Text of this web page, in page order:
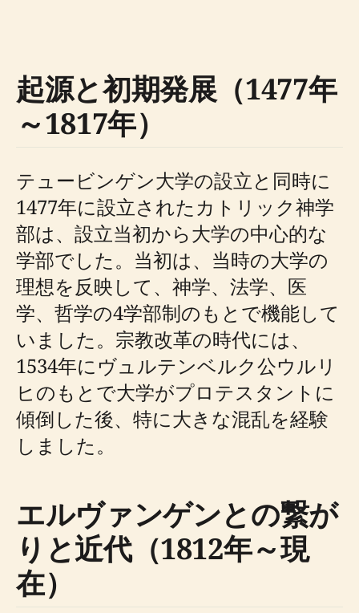
起源と初期発展（1477年
～1817年）
テュービンゲン大学の設立と同時に
1477年に設立されたカトリック神学
部は、設立当初から大学の中心的な
学部でした。当初は、当時の大学の
理想を反映して、神学、法学、医
学、哲学の4学部制のもとで機能して
いました。宗教改革の時代には、
1534年にヴュルテンベルク公ウルリ
ヒのもとで大学がプロテスタントに
傾倒した後、特に大きな混乱を経験
しました。
エルヴァンゲンとの繋が
りと近代（1812年～現
在）